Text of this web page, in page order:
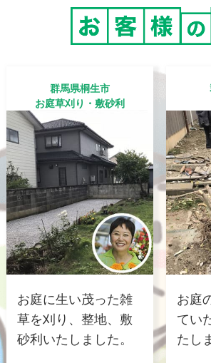
群馬県桐生市
お庭草刈り・敷砂利
お庭に生い茂った雑
草を刈り、整地、敷
砂利いたしました。
お庭
てい
たし